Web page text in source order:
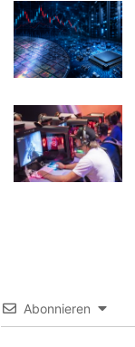
Abonnieren